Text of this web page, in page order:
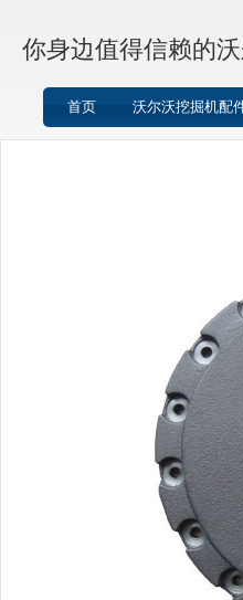
你身边值得信赖的
首页 沃尔沃挖掘机配